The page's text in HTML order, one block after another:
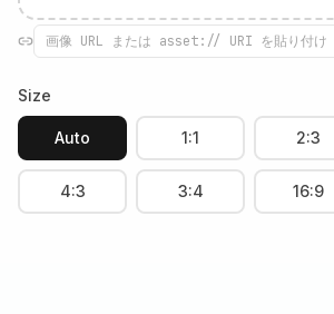
Size
Auto 1:1 2:3
4:3 3:4 16:9